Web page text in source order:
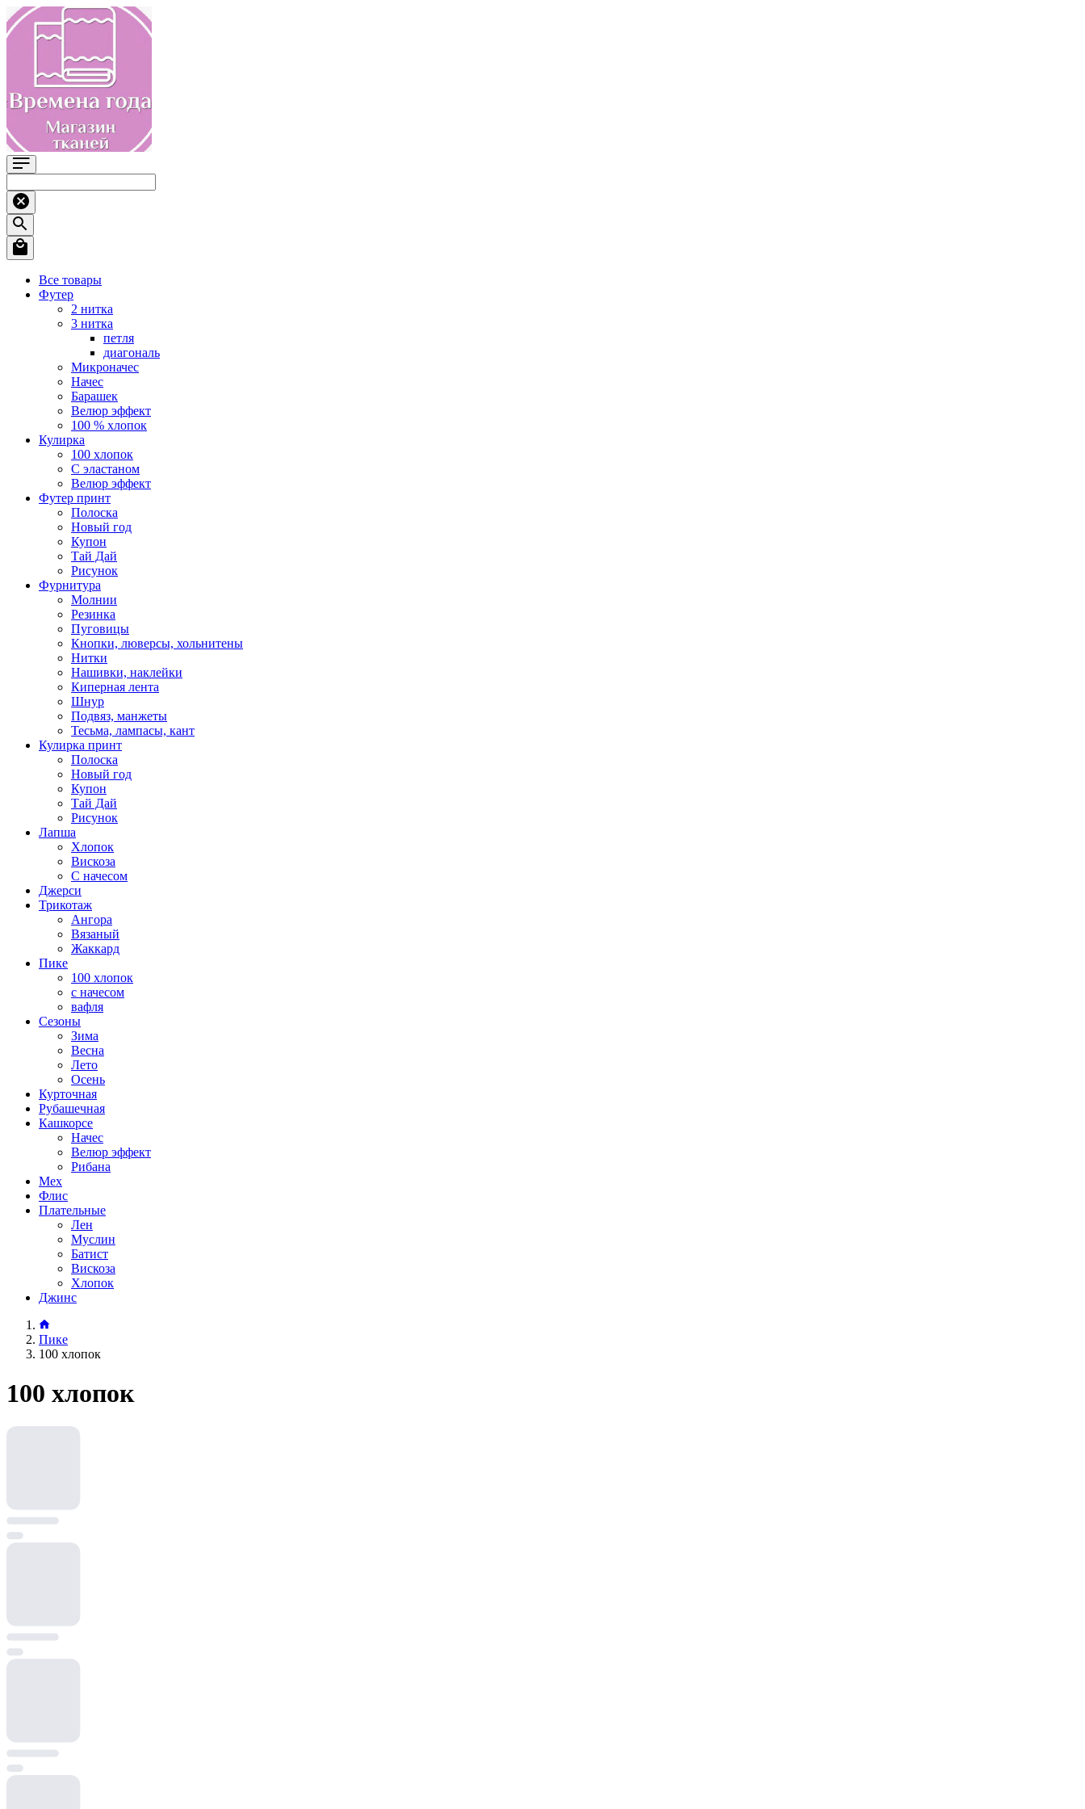
Все товары
Футер
2 нитка
3 нитка
петля
диагональ
Микроначес
Начес
Барашек
Велюр эффект
100 % хлопок
Кулирка
100 хлопок
С эластаном
Велюр эффект
Футер принт
Полоска
Новый год
Купон
Тай Дай
Рисунок
Фурнитура
Молнии
Резинка
Пуговицы
Кнопки, люверсы, хольнитены
Нитки
Нашивки, наклейки
Киперная лента
Шнур
Подвяз, манжеты
Тесьма, лампасы, кант
Кулирка принт
Полоска
Новый год
Купон
Тай Дай
Рисунок
Лапша
Хлопок
Вискоза
С начесом
Джерси
Трикотаж
Ангора
Вязаный
Жаккард
Пике
100 хлопок
с начесом
вафля
Сезоны
Зима
Весна
Лето
Осень
Курточная
Рубашечная
Кашкорсе
Начес
Велюр эффект
Рибана
Мех
Флис
Плательные
Лен
Муслин
Батист
Вискоза
Хлопок
Джинс
Пике
100 хлопок
100 хлопок